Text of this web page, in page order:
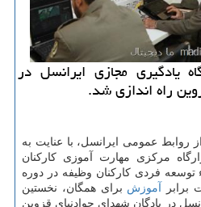
یادگیری مجازی ایرانسل در
راه اندازی شد.
روابط عمومی ایرانسل، با عنایت به
مركزی مهارت آموزی كاركنان
فردی كاركنان وظیفه در دوره
آموزش برای همگان، نخستین
در پادگان شهدای جوادنیای قزوین